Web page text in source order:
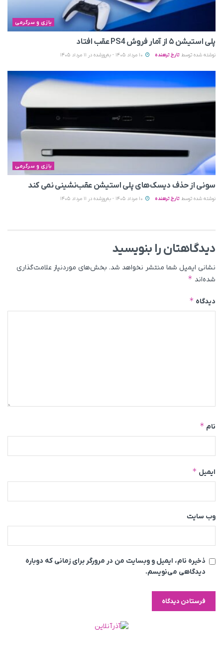
بازی و سرگرمی
پلی استیشن ۵ از آمار فروش PS4 عقب افتاد
نوشته شده توسط تارخ ترهنده
بازی و سرگرمی
سونی از حذف دیسک‌های پلی استیشن عقب‌نشینی نمی‌ کند
نوشته شده توسط تارخ ترهنده
دیدگاهتان را بنویسید
نشانی ایمیل شما منتشر نخواهد شد. بخش‌های موردنیاز علامت‌گذاری
شده‌اند *
دیدگاه *
نام *
ایمیل *
وب‌ سایت
ذخیره نام، ایمیل و وبسایت من در مرورگر برای زمانی که دوباره
دیدگاهی می‌نویسم.